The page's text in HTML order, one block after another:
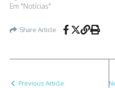
Em "Notícias"
Share Article
Previous Article